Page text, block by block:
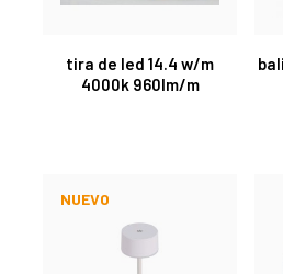
tira de led 14.4 w/m
4000k 960lm/m
NUEVO